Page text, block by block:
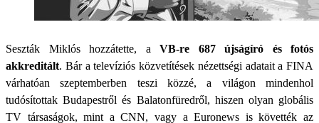
Seszták Miklós hozzátette, a VB-re 687 újságíró és fotós
akkreditált. Bár a televíziós közvetítések nézettségi adatait a FINA
várhatóan szeptemberben teszi közzé, a világon mindenhol
tudósítottak Budapestről és Balatonfüredről, hiszen olyan globális
TV társaságok, mint a CNN, vagy a Euronews is követték az